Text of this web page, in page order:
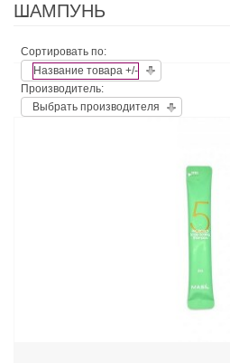
ШАМПУНЬ
Сортировать по:
Название товара +/-
Производитель:
Выбрать производителя